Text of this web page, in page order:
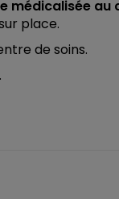
médicalisée au
place.
de soins.